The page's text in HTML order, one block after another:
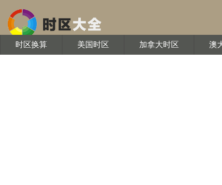
时区换算 美国时区 加拿大时区 澳